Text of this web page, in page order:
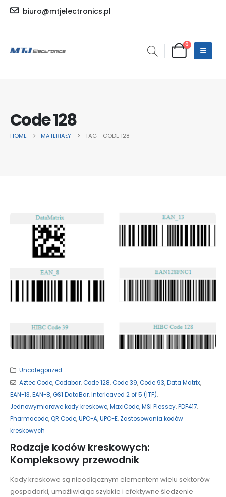
biuro@mtjelectronics.pl
0
Code 128
HOME MATERIAŁY TAG - CODE 128
Uncategorized
Aztec Code,Codabar,Code 128,Code 39,Code 93,Data Matrix,
EAN-13,EAN-8,GS1 DataBar,Interleaved 2 of 5 (ITF),
Jednowymiarowe kody kreskowe,MaxiCode,MSI Plessey,PDF417,
Pharmacode,QR Code,UPC-A,UPC-E, Zastosowania kodów
kreskowych
Rodzaje kodów kreskowych:
Kompleksowy przewodnik
Kody kreskowe są nieodłącznym elementem wielu sektorów
gospodarki, umożliwiając szybkie i efektywne śledzenie